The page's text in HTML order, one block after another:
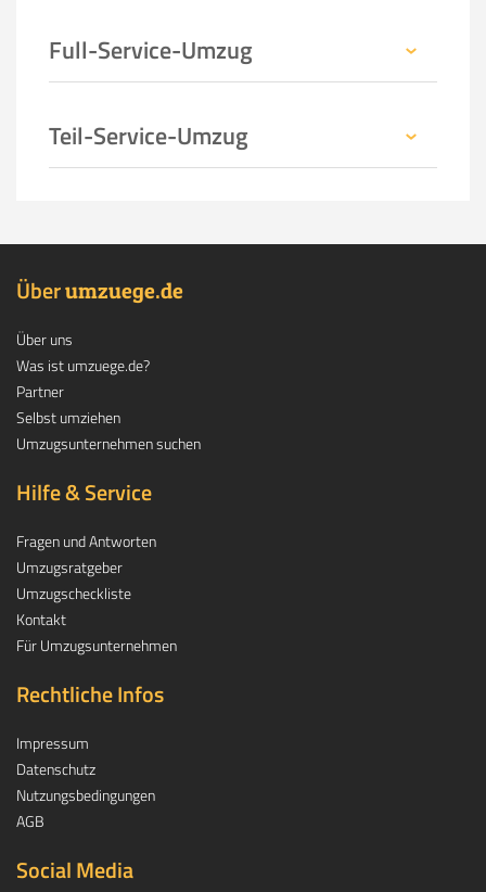
Full-Service-Umzug
Teil-Service-Umzug
Überumzuege.de
Über uns
Was ist umzuege.de?
Partner
Selbst umziehen
Umzugsunternehmen suchen
Hilfe & Service
Fragen und Antworten
Umzugsratgeber
Umzugscheckliste
Kontakt
Für Umzugsunternehmen
Rechtliche Infos
Impressum
Datenschutz
Nutzungsbedingungen
AGB
Social Media